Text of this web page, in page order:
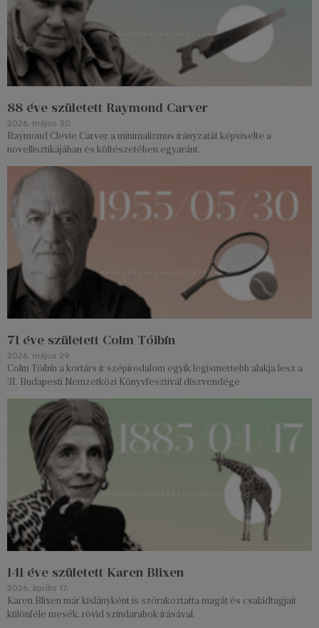
88 éve született Raymond Carver
2026. május 30.
Raymond Clevie Carver a minimalizmus irányzatát képviselte a
novellisztikájában és költészetében egyaránt.
71 éve született Colm Tóibín
2026. május 29.
Colm Tóibín a kortárs ír szépirodalom egyik legismertebb alakja lesz a
31. Budapesti Nemzetközi Könyvfesztivál díszvendége
141 éve született Karen Blixen
2026. április 17.
Karen Blixen már kislányként is szórakoztatta magát és családtagjait
különféle mesék, rövid színdarabok írásával.